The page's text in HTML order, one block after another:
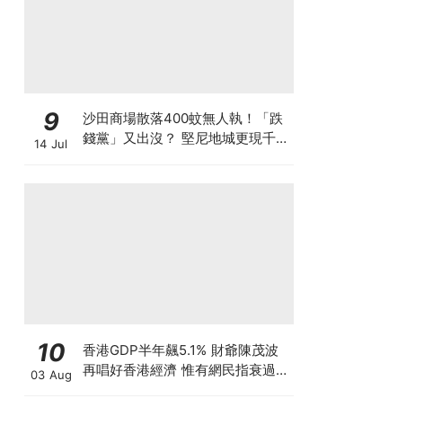
9
14 Jul
沙田商場散落400蚊無人執！「跌
錢黨」又出沒？ 堅尼地城更現千元
10
03 Aug
香港GDP半年飆5.1% 財爺陳茂波
再唱好香港經濟 惟有網民指衰過